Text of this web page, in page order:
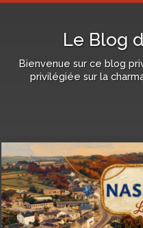
Le Blog
Bienvenue sur ce blog
privilégiée sur la